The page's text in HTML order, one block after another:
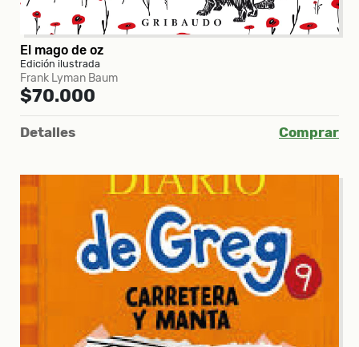
El mago de oz
Edición ilustrada
Frank Lyman Baum
$70.000
Detalles Comprar